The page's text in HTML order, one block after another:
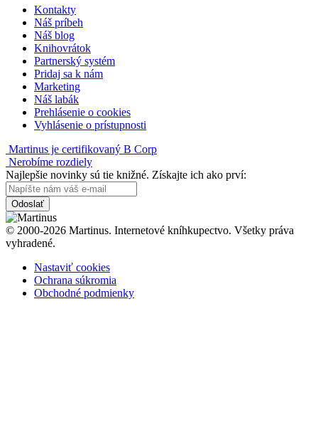
Kontakty
Náš príbeh
Náš blog
Knihovrátok
Partnerský systém
Pridaj sa k nám
Marketing
Náš labák
Prehlásenie o cookies
Vyhlásenie o prístupnosti
Martinus je certifikovaný B Corp
Nerobíme rozdiely
Najlepšie novinky sú tie knižné. Získajte ich ako prví:
Odoslať
© 2000-2026 Martinus. Internetové kníhkupectvo. Všetky práva
vyhradené.
Nastaviť cookies
Ochrana súkromia
Obchodné podmienky